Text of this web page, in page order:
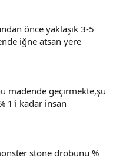
önce yaklaşık 3-5
iğne atsan yere
madende geçirmekte,şu
1'i kadar insan
stone drobunu %